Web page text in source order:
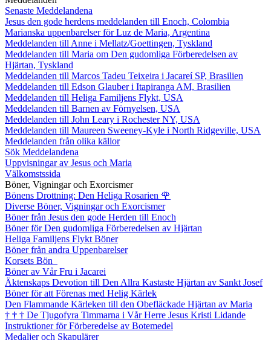
Senaste Meddelandena
Jesus den gode herdens meddelanden till Enoch, Colombia
Marianska uppenbarelser för Luz de Maria, Argentina
Meddelanden till Anne i Mellatz/Goettingen, Tyskland
Meddelanden till Maria om Den gudomliga Förberedelsen av
Hjärtan, Tyskland
Meddelanden till Marcos Tadeu Teixeira i Jacareí SP, Brasilien
Meddelanden till Edson Glauber i Itapiranga AM, Brasilien
Meddelanden till Heliga Familjens Flykt, USA
Meddelanden till Barnen av Förnyelsen, USA
Meddelanden till John Leary i Rochester NY, USA
Meddelanden till Maureen Sweeney-Kyle i North Ridgeville, USA
Meddelanden från olika källor
Sök Meddelandena
Uppvisningar av Jesus och Maria
Välkomstssida
Böner, Vigningar och Exorcismer
Bönens Drottning: Den Heliga Rosarien 🌹
Diverse Böner, Vigningar och Exorcismer
Böner från Jesus den gode Herden till Enoch
Böner för Den gudomliga Förberedelsen av Hjärtan
Heliga Familjens Flykt Böner
Böner från andra Uppenbarelser
Korsets Bön
Böner av Vår Fru i Jacarei
Äktenskaps Devotion till Den Allra Kastaste Hjärtan av Sankt Josef
Böner för att Förenas med Helig Kärlek
Den Flammande Kärleken till den Obefläckade Hjärtan av Maria
† † † De Tjugofyra Timmarna i Vår Herre Jesus Kristi Lidande
Instruktioner för Förberedelse av Botemedel
Medaljer och Skapulärer